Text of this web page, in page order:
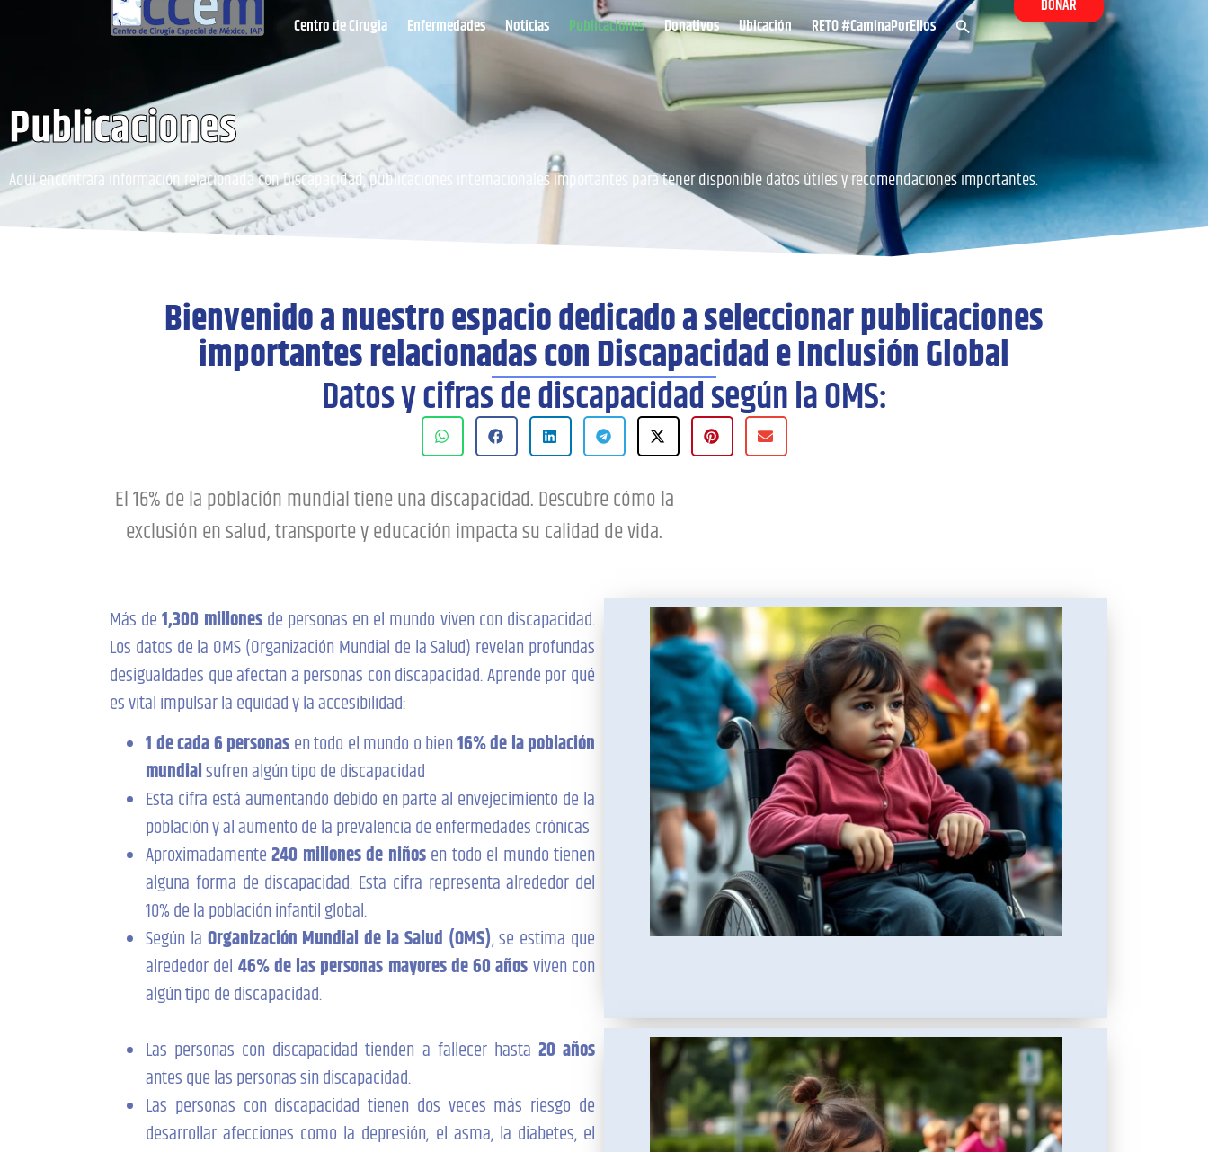
Centro de Cirugia Enfermedades Noticias Publicaciones Donativos Ubicación RETO #CaminaPorEllos
DONAR
Publicaciones
Aquí encontrará información relacionada con Discapacidad, publicaciones internacionales importantes para tener disponible datos útiles y recomendaciones importantes.
Bienvenido a nuestro espacio dedicado a seleccionar publicaciones
importantes relacionadas con Discapacidad e Inclusión Global
Datos y cifras de discapacidad según la OMS:
El 16% de la población mundial tiene una discapacidad. Descubre cómo la
exclusión en salud, transporte y educación impacta su calidad de vida.
Más de1,300 millonesde personas en el mundo viven con discapacidad.
Los datos de la OMS (Organización Mundial de la Salud) revelan profundas
desigualdades que afectan a personas con discapacidad. Aprende por qué
es vital impulsar la equidad y la accesibilidad:
1 de cada 6 personasen todo el mundo o bien16% de la población
mundialsufren algún tipo de discapacidad
Esta cifra está aumentando debido en parte al envejecimiento de la
población y al aumento de la prevalencia de enfermedades crónicas
Aproximadamente240 millones de niñosen todo el mundo tienen
alguna forma de discapacidad. Esta cifra representa alrededor del
10% de la población infantil global.
Según la Organización Mundial de la Salud (OMS), se estima que
alrededor del 46% de las personas mayores de 60 añosviven con
algún tipo de discapacidad.
Las personas con discapacidad tienden a fallecer hasta 20 años
antes que las personas sin discapacidad.
Las personas con discapacidad tienen dos veces más riesgo de
desarrollar afecciones como la depresión, el asma, la diabetes, el